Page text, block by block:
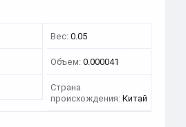
Вес: 0.05
Объем: 0.000041
Страна
происхождения: Китай